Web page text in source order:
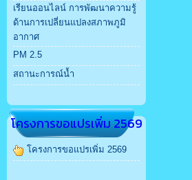
เรียนออนไลน์ การพัฒนาความรู้
ด้านการเปลี่ยนแปลงสภาพภูมิ
อากาศ
PM 2.5
สถานะการณ์น้ำ
โครงการขอแปรเพิ่ม 2569
โครงการขอแปรเพิ่ม 2569